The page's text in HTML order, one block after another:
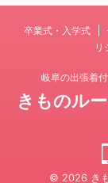
卒業式・入学式
リ
岐阜の出張着
きものル
© 2026 き